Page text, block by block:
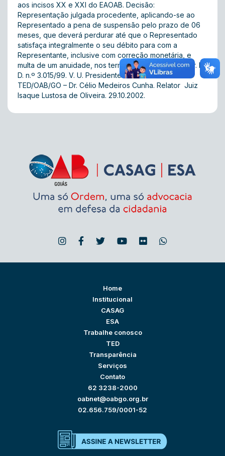
aos incisos XX e XXI do EAOAB. Decisão:
Representação julgada procedente, aplicando-se ao
Representado a pena de suspensão pelo prazo de 06
meses, que deverá perdurar até que o Representado
satisfaça integralmente o seu débito para com a
Representante, inclusive com correção monetária, e
multa de um anuidade, nos termos do voto do Relator. P.
D. n.º 3.015/99. V. U. Presidente da 1ª Turma do
TED/OAB/GO – Dr. Célio Medeiros Cunha. Relator  Juiz
Isaque Lustosa de Oliveira. 29.10.2002.
Home
Institucional
CASAG
ESA
Trabalhe conosco
TED
Transparência
Serviços
Contato
62 3238-2000
oabnet@oabgo.org.br
02.656.759/0001-52